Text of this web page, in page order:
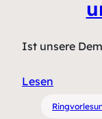
Ist unsere
Lesen